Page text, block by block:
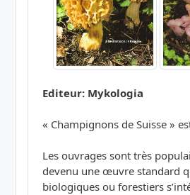
Editeur: Mykologia
« Champignons de Suisse »
Les ouvrages sont très
devenu une œuvre standard
biologiques ou forestiers